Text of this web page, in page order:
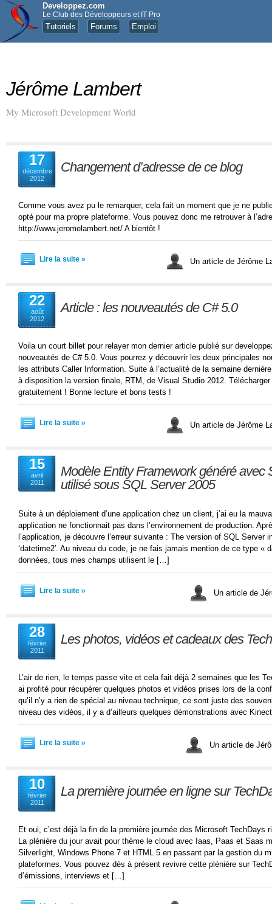
Developpez.com
Le Club des Développeurs et IT Pro
Tutoriels Forums Emploi
Jérôme Lambert
My Microsoft Development World
17
décembre
2012
Changement d’adresse de ce blog
Comme vous avez pu le remarquer, cela fait un moment que je ne
opté pour ma propre plateforme. Vous pouvez donc me retrouver à
http://www.jeromelambert.net/ A bientôt !
Lire la suite » Un article de Jérôme
22
août
2012
Article : les nouveautés de C# 5.0
Voila un court billet pour relayer mon dernier article publié sur
nouveautés de C# 5.0. Vous pourrez y découvrir les deux principales
les attributs Caller Information. Suite à l’actualité de la semaine
à disposition la version finale, RTM, de Visual Studio 2012.
gratuitement ! Bonne lecture et bons tests !
Lire la suite » Un article de Jérôme
15
avril
2011
Modèle Entity Framework généré avec
utilisé sous SQL Server 2005
Suite à un déploiement d’une application chez un client, j’ai eu la
application ne fonctionnait pas dans l’environnement de production.
l’application, je découvre l’erreur suivante : The version of SQL Server
‘datetime2′. Au niveau du code, je ne fais jamais mention de ce type «
données, tous mes champs utilisent le […]
Lire la suite » Un article de
28
février
2011
Les photos, vidéos et cadeaux des
L’air de rien, le temps passe vite et cela fait déjà 2 semaines que les
ai profité pour récupérer quelques photos et vidéos prises lors de la
qu’il n’y a rien de spécial au niveau technique, ce sont juste des
niveau des vidéos, il y a d’ailleurs quelques démonstrations avec
Lire la suite » Un article de
10
février
2011
La première journée en ligne sur
Et oui, c’est déjà la fin de la première journée des Microsoft TechDays
La plénière du jour avait pour thème le cloud avec Iaas, Paas et Saas
Silverlight, Windows Phone 7 et HTML 5 en passant par la gestion du
plateformes. Vous pouvez dès à présent revivre cette plénière sur
d’émissions, interviews et […]